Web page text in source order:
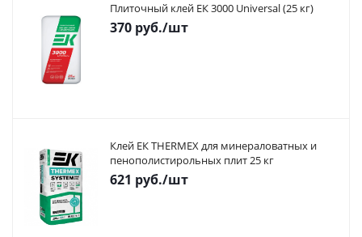
Плиточный клей ЕК 3000 Universal (25 кг)
370 руб./шт
Клей ЕК THERMEX для минераловатных и
пенополистирольных плит 25 кг
621 руб./шт